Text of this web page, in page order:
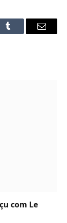
Tumblr Email
com Le